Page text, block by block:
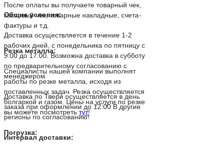
Общие условия:
Доставка осуществляется в течение 1-2
рабочих дней, с понедельника по пятницу с
9:00 до 17:00. Возможна доставка в субботу
по предварительному согласованию с
менеджером.
Доставка по Твери осуществляется в день
заказа при оформлении до 12:00 В другие
регионы по согласованию!
Интервал доставки:
После оплаты вы получаете товарный чек,
кассовый чек, товарные накладные, счета-
фактуры и т.д.
Резка металла:
Специалисты нашей компании выполнят
работы по резке металла, исходя из
поставленных задач. Резка осуществляется
болгаркой и газом. Цены на услуги по резке
вы можете посмотреть тут!
Погрузка: